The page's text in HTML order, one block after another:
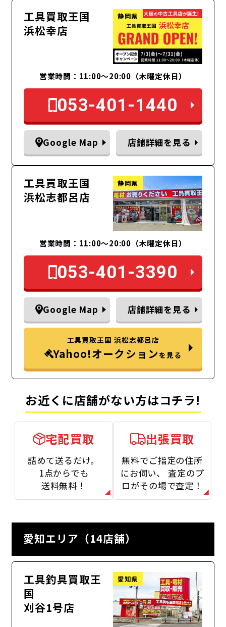
工具買取王国
浜松幸店
静岡県
営業時間：11:00〜20:00（木曜定休日）
053-401-1440
Google Map 店舗詳細を見る
工具買取王国
浜松志都呂店
静岡県
営業時間：11:00～20:00（木曜定休日）
053-401-3390
Google Map 店舗詳細を見る
工具買取王国 浜松志都呂店
Yahoo!オークションを見る
お近くに店舗がない方はコチラ!
宅配買取
詰めて送るだけ。
1点からでも
送料無料！
出張買取
無料でご指定の住所
にお伺い、
査定のプ
ロがその場で査定！
愛知エリア（14店舗）
工具釣具買取王
国
刈谷1号店
愛知県